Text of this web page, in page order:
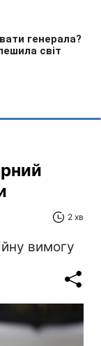
2 хв
вимогу